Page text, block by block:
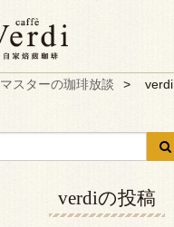
マスターの珈琲放談 verdi
verdiの投稿